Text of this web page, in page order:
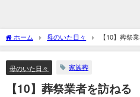
ホーム 母のいた日々 【10】葬祭
母のいた日々 家族葬
【10】葬祭業者を訪ねる